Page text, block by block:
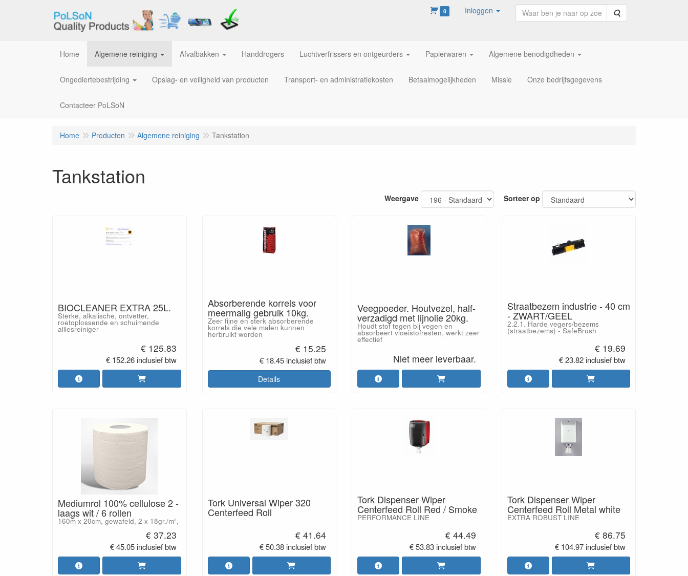
0 Inloggen Zoeken
Home Algemene reiniging Afvalbakken Handdrogers Luchtverfrissers en ontgeurders Papierwaren Algemene benodigdheden
Ongediertebestrijding Opslag- en veiligheid van producten Transport- en administratiekosten Betaalmogelijkheden Missie Onze bedrijfsgegevens
Contacteer PoLSoN
Home Producten Algemene reiniging Tankstation
Tankstation
Weergave Sorteer op
BIOCLEANER EXTRA 25L.
Sterke, alkalische, ontvetter,
roetoplossende en schuimende
alllesreiniger
€ 125.83
€ 152.26 inclusief btw
Absorberende korrels voor
meermalig gebruik 10kg.
Zeer fijne en sterk absorberende
korrels die vele malen kunnen
herbruikt worden
€ 15.25
€ 18.45 inclusief btw
Details
Veegpoeder. Houtvezel, half-
verzadigd met lijnolie 20kg.
Houdt stof tegen bij vegen en
absorbeert vloeistofresten, werkt zeer
effectief
Niet meer leverbaar.
Straatbezem industrie - 40 cm
- ZWART/GEEL
2.2.1. Harde vegers/bezems
(straatbezems) - SafeBrush
€ 19.69
€ 23.82 inclusief btw
Mediumrol 100% cellulose 2 -
laags wit / 6 rollen
160m x 20cm, gewafeld, 2 x 18gr./m²,
€ 37.23
€ 45.05 inclusief btw
Tork Universal Wiper 320
Centerfeed Roll
€ 41.64
€ 50.38 inclusief btw
Tork Dispenser Wiper
Centerfeed Roll Red / Smoke
PERFORMANCE LINE
€ 44.49
€ 53.83 inclusief btw
Tork Dispenser Wiper
Centerfeed Roll Metal white
EXTRA ROBUST LINE
€ 86.75
€ 104.97 inclusief btw